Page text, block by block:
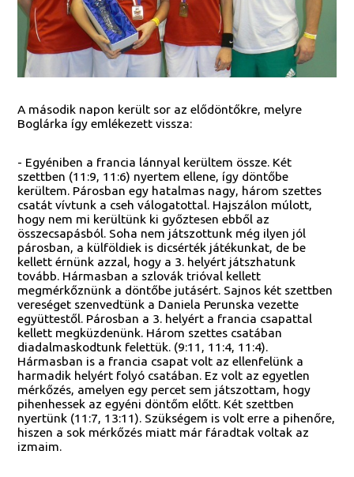
A második napon került sor az elődöntőkre, melyre
Boglárka így emlékezett vissza:
- Egyéniben a francia lánnyal kerültem össze. Két
szettben (11:9, 11:6) nyertem ellene, így döntőbe
kerültem. Párosban egy hatalmas nagy, három szettes
csatát vívtunk a cseh válogatottal. Hajszálon múlott,
hogy nem mi kerültünk ki győztesen ebből az
összecsapásból. Soha nem játszottunk még ilyen jól
párosban, a külföldiek is dicsérték játékunkat, de be
kellett érnünk azzal, hogy a 3. helyért játszhatunk
tovább. Hármasban a szlovák trióval kellett
megmérkőznünk a döntőbe jutásért. Sajnos két szettben
vereséget szenvedtünk a Daniela Perunska vezette
együttestől. Párosban a 3. helyért a francia csapattal
kellett megküzdenünk. Három szettes csatában
diadalmaskodtunk felettük. (9:11, 11:4, 11:4).
Hármasban is a francia csapat volt az ellenfelünk a
harmadik helyért folyó csatában. Ez volt az egyetlen
mérkőzés, amelyen egy percet sem játszottam, hogy
pihenhessek az egyéni döntőm előtt. Két szettben
nyertünk (11:7, 13:11). Szükségem is volt erre a pihenőre,
hiszen a sok mérkőzés miatt már fáradtak voltak az
izmaim.